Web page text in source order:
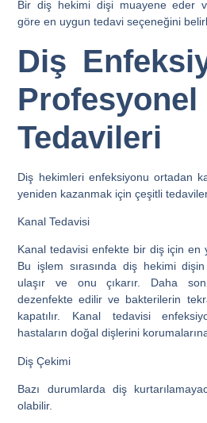
Bir diş hekimi dişi muayene eder
göre en uygun tedavi seçeneğini
Diş
Tedavileri
Diş hekimleri enfeksiyonu ortadan
yeniden kazanmak için çeşitli tedaviler
Kanal Tedavisi
Kanal tedavisi enfekte bir diş için en
Bu işlem sırasında diş hekimi
ulaşır ve onu çıkarır. Daha
dezenfekte edilir ve bakterilerin
kapatılır. Kanal tedavisi
hastaların doğal dişlerini
Diş Çekimi
Bazı durumlarda diş
olabilir.